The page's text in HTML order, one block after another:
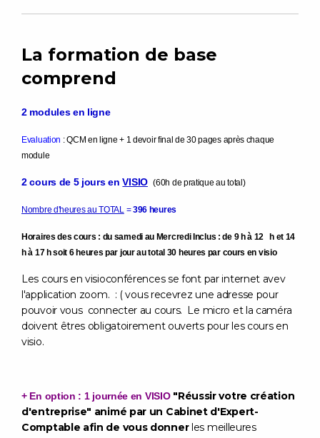
La formation de base
comprend
2 modules en ligne
Evaluation : QCM en ligne + 1 devoir final de 30 pages après chaque
module
2 cours de 5 jours enVISIO (60h de pratique au total)
Nombre d'heures au TOTAL=396 heures
Horaires des cours : du samedi au Mercredi Inclus : de 9 h à 12 h et 14
h à 17 h soit 6 heures par jour au total 30 heures par cours en visio
Les cours en visioconférences se font par internet avev
l'application zoom. : ( vous recevrez une adresse pour
pouvoir vous connecter au cours. Le micro et la caméra
doivent êtres obligatoirement ouverts pour les cours en
visio.
+ En option : 1 journée en VISIO "Réussir votre création
d'entreprise" animé par un Cabinet d'Expert-
Comptable afin de vous donnerles meilleures